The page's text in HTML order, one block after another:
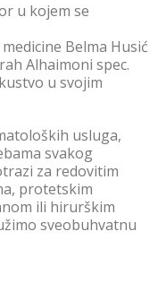
u kojem se
Belma Husić
Alhaimoni spec.
u svojim
usluga,
svakog
za redovitim
protetskim
ili hirurškim
sveobuhvatnu